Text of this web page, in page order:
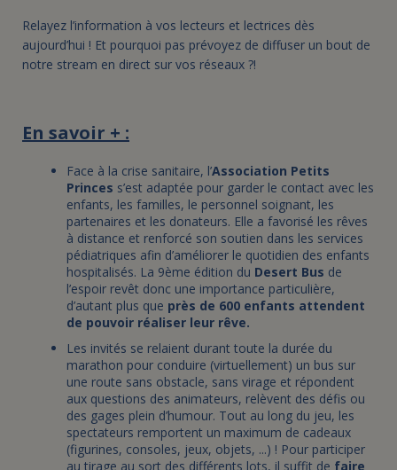
Relayez l’information à vos lecteurs et lectrices dès
aujourd’hui ! Et pourquoi pas prévoyez de diffuser un bout de
notre stream en direct sur vos réseaux ?!
En savoir + :
Face à la crise sanitaire, l’Association Petits
Princes s’est adaptée pour garder le contact avec les
enfants, les familles, le personnel soignant, les
partenaires et les donateurs. Elle a favorisé les rêves
à distance et renforcé son soutien dans les services
pédiatriques afin d’améliorer le quotidien des enfants
hospitalisés. La 9ème édition du Desert Bus de
l’espoir revêt donc une importance particulière,
d’autant plus que près de 600 enfants attendent
de pouvoir réaliser leur rêve.
Les invités se relaient durant toute la durée du
marathon pour conduire (virtuellement) un bus sur
une route sans obstacle, sans virage et répondent
aux questions des animateurs, relèvent des défis ou
des gages plein d’humour. Tout au long du jeu, les
spectateurs remportent un maximum de cadeaux
(figurines, consoles, jeux, objets, ...) ! Pour participer
au tirage au sort des différents lots, il suffit de faire